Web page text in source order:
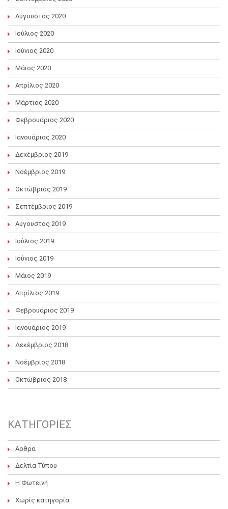
Αύγουστος 2020
Ιούλιος 2020
Ιούνιος 2020
Μάιος 2020
Απρίλιος 2020
Μάρτιος 2020
Φεβρουάριος 2020
Ιανουάριος 2020
Δεκέμβριος 2019
Νοέμβριος 2019
Οκτώβριος 2019
Σεπτέμβριος 2019
Αύγουστος 2019
Ιούλιος 2019
Ιούνιος 2019
Μάιος 2019
Απρίλιος 2019
Φεβρουάριος 2019
Ιανουάριος 2019
Δεκέμβριος 2018
Νοέμβριος 2018
Οκτώβριος 2018
KΑΤΗΓΟΡΊΕΣ
Άρθρα
Δελτία Τύπου
Η Φωτεινή
Χωρίς κατηγορία